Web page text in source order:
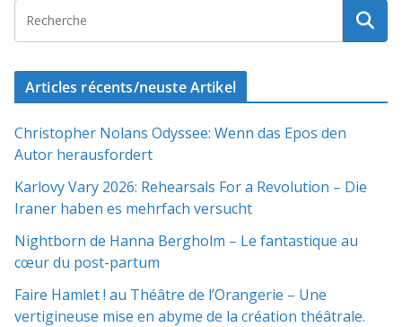
Articles récents/neuste Artikel
Christopher Nolans Odyssee: Wenn das Epos den
Autor herausfordert
Karlovy Vary 2026: Rehearsals For a Revolution – Die
Iraner haben es mehrfach versucht
Nightborn de Hanna Bergholm – Le fantastique au
cœur du post-partum
Faire Hamlet ! au Théâtre de l’Orangerie – Une
vertigineuse mise en abyme de la création théâtrale.